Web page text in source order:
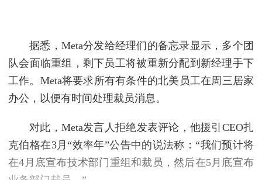
据悉，Meta分发给经理们的备忘录显示，多个团
队会面临重组，剩下员工将被重新分配到新经理手下
工作。Meta将要求所有有条件的北美员工在周三居家
办公，以便有时间处理裁员消息。
对此，Meta发言人拒绝发表评论，他援引CEO扎
克伯格在3月“效率年”公告中的说法称：“我们预计将
在4月底宣布技术部门重组和裁员，然后在5月底宣布